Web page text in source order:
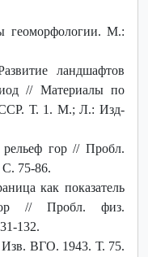
геоморфологии. М.:
ландшафтов
// Материалы по
Т. 1. М.; Л.: Изд-
гор // Пробл.
75-86.
как показатель
// Пробл. физ.
132.
Изв. ВГО. 1943. Т. 75.